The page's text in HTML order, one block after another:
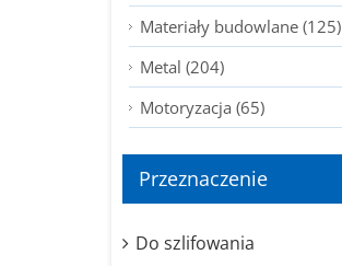
Materiały budowlane (125)
Metal (204)
Motoryzacja (65)
Przeznaczenie
Do szlifowania